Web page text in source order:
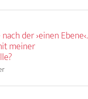
der ›einen Ebene‹.
meiner